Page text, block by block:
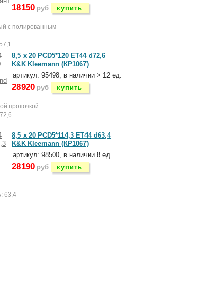
18150 руб купить
с полированным
8,5 x 20 PCD5*120 ET44 d72,6
K&K Kleemann (КР1067)
артикул: 95498, в наличии > 12 ед.
28920 руб купить
проточкой
8,5 x 20 PCD5*114,3 ET44 d63,4
K&K Kleemann (КР1067)
артикул: 98500, в наличии 8 ед.
28190 руб купить
63,4